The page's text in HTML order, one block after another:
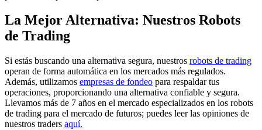
La Mejor Alternativa: Nuestros Robots
de Trading
Si estás buscando una alternativa segura, nuestros robots de trading
operan de forma automática en los mercados más regulados.
Además, utilizamos empresas de fondeo para respaldar tus
operaciones, proporcionando una alternativa confiable y segura.
Llevamos más de 7 años en el mercado especializados en los robots
de trading para el mercado de futuros; puedes leer las opiniones de
nuestros traders aquí.